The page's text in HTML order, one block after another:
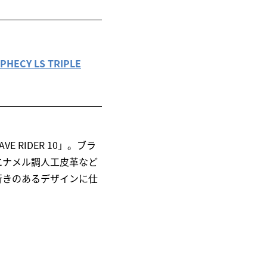
LS TRIPLE
RIDER 10」。ブラ
メル調人工皮革など
のあるデザインに仕